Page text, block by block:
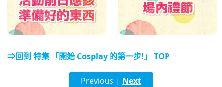
⇒回到 特集 「開始 Cosplay 的第一步!」 TOP
Previous | Next